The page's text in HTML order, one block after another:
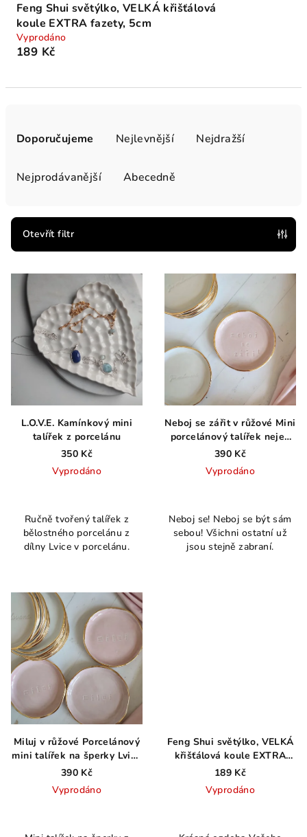
Feng Shui světýlko, VELKÁ křišťálová
koule EXTRA fazety, 5cm
Vyprodáno
189 Kč
r
o
t
Doporučujeme Nejlevnější Nejdražší
Nejprodávanější Abecedně
Otevřít filtr
V
s
o
L.O.V.E. Kamínkový mini
talířek z porcelánu
350 Kč
Vyprodáno
produktu
je
4,0
hvězdiček.
Ručně tvořený talířek z
bělostného porcelánu z
dílny Lvice v porcelánu.
Neboj se zářit v růžové Mini
porcelánový talířek nejen
na šperky
390 Kč
Vyprodáno
Neboj se! Neboj se být sám
sebou! Všichni ostatní už
jsou stejně zabraní.
Miluj v růžové Porcelánový
mini talířek na šperky Lvice
v porcelánu
390 Kč
Vyprodáno
Feng Shui světýlko, VELKÁ
křišťálová koule EXTRA
fazety, 5cm
189 Kč
Vyprodáno